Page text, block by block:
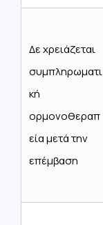
Δε χρειάζεται
συμπληρωματι
κή
ορμονοθεραπ
εία μετά την
επέμβαση